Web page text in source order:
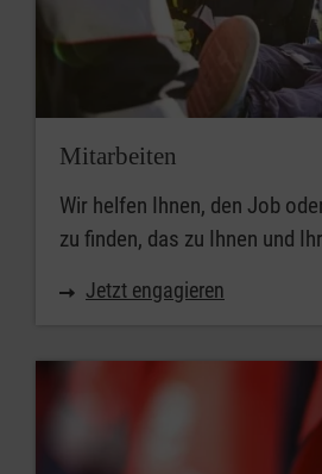
Mitarbeiten
Wir helfen Ihnen, den Job
zu finden, das zu Ihnen und
Jetzt engagieren